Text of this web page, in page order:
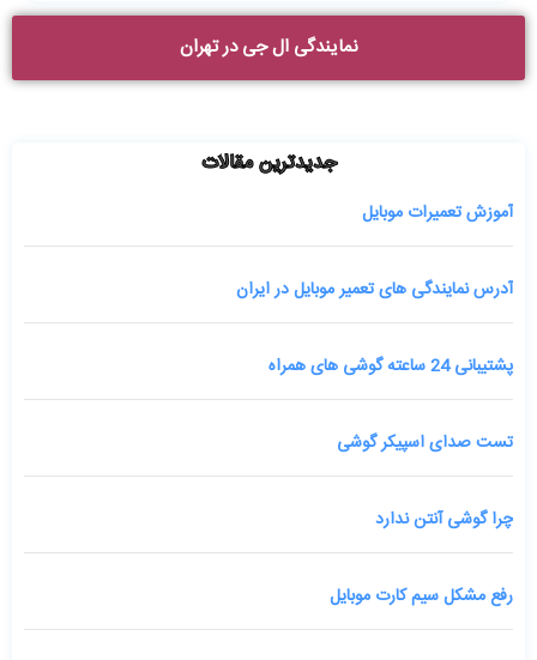
نمایندگی ال جی در تهران
جدیدترین مقالات
آموزش تعمیرات موبایل
آدرس نمایندگی های تعمیر موبایل در ایران
پشتیبانی 24 ساعته گوشی های همراه
تست صدای اسپیکر گوشی
چرا گوشی آنتن ندارد
رفع مشکل سیم کارت موبایل